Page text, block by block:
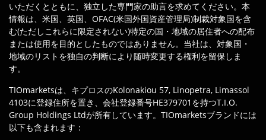
いただくとともに、独立した専門家の助言を求めてください。本
情報は、米国、英国、OFAC(米国外国資産管理局)制裁対象国を含
む(ただしこれらに限定されない)特定の国・地域の居住者への配布
または使用を目的としたものではありません。当社は、対象国・
地域のリストを独自の判断により随時変更する権利を留保しま
す。
TIOmarketsは、キプロスのKolonakiou 57, Linopetra, Limassol
4103に登録住所を置き、会社登録番号HE379701を持つT.I.O.
Group Holdings Ltdが所有しています。TIOmarketsブランドには
以下も含まれます：